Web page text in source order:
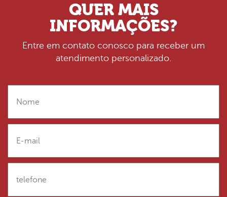
QUER MAIS
INFORMAÇÕES?
Entre em contato conosco para receber um
atendimento personalizado.